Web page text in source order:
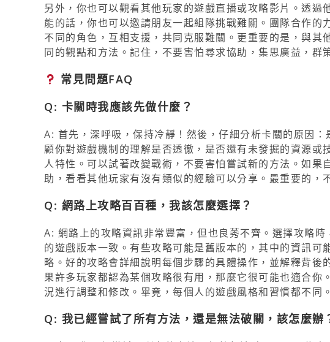
另外，你也可以觀看其他玩家的遊戲直播或攻略影片。透
能的話，你也可以邀請朋友一起組隊挑戰難關。團隊合作
不同的角色，互相支援，共同克服難關。更重要的是，與
同的觀點和方法。記住，不要害怕尋求協助，集思廣益，群
常見問題FAQ
Q: 卡關時我應該先做什麼？
A: 首先，深呼吸，保持冷靜！然後，仔細分析卡關的原因
顧你對遊戲機制的理解是否透徹，是否還有未發掘的資源
人特性。可以試著改變戰術，不要害怕嘗試新的方法。如
助，看看其他玩家有沒有類似的經驗可以分享。最重要的，
Q: 網路上攻略百百種，我該怎麼選擇？
A: 網路上的攻略資訊非常豐富，但也良莠不齊。選擇攻略
的遊戲版本一致。有些攻略可能是舊版本的，其中的資訊
略。好的攻略會詳細說明每個步驟的具體操作，並解釋背
果許多玩家都認為某個攻略很有用，那麼它很可能也適合
況進行調整和修改。畢竟，每個人的遊戲風格和習慣都不同。
Q: 我已經嘗試了所有方法，還是無法破關，該怎麼辦